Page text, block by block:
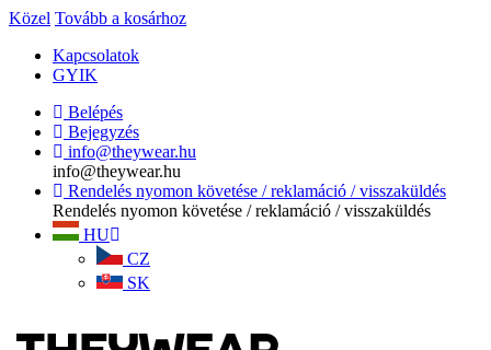
Közel Tovább a kosárhoz
Kapcsolatok
GYIK
Belépés
Bejegyzés
info@theywear.hu
info@theywear.hu
Rendelés nyomon követése / reklamáció / visszaküldés
Rendelés nyomon követése / reklamáció / visszaküldés
HU
CZ
SK